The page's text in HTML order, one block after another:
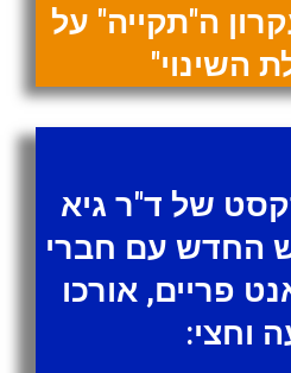
ה"תקייה" על
השינוי"
של ד"ר גיא
החדש עם חברי
פריים, אורכו
וחצי: